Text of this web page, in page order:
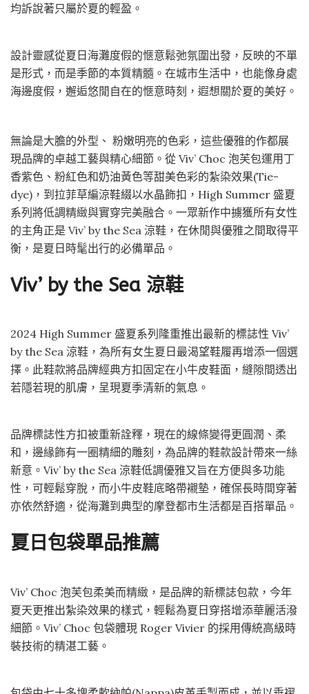
均訴說著只屬於夏的輕盈。
設計靈感從夏日海灘度假的愜意鬆弛氛圍出發，反映的不單
是形式，而是季節的本質精髓。在城市生活中，也能像身處
海邊度假，邂逅悠閒自在的愜意時刻，遐想關於夏的美好。
無論是大膽的外型、 粉嫩明亮的色彩，這些優雅的作都展
現品牌的卓越工藝與精心細節。從 Viv’ Choc 泡芙包運用丁
香紫色、粉紅色和奶油黃色等甜美色彩的紮染效果(Tie-
dye)，到拉菲草編涼鞋綴以水晶飾扣，High Summer 盛夏
系列將低調精緻與實穿完美融合。一眾新作中擄獲所有女性
的主角正是 Viv’ by the Sea 涼鞋，在休閒與優雅之間取得平
衡，是夏日時髦出行的必備單品。
Viv’ by the Sea 涼鞋
2024 High Summer 盛夏系列隆重推出最新的標誌性 Viv’
by the Sea 涼鞋，為所有女生夏日最渴望鞋履再增添一個選
擇。此鞋款將品牌經典方扣固定在小牛皮鞋面，縫隙間透出
若隱若現的肌膚，呈現夏季清新的氣息。
品牌標誌性方扣被重新詮釋，現在的線條變得更圓潤、柔
和，邊緣飾有一圈精細的雕刻，為品牌的鞋款設計帶來一絲
新意。Viv’ by the Sea 涼鞋低調優雅又旨在方便與多功能
性，可輕鬆穿脫，而小牛皮鞋底略帶襯墊，確保長時間穿著
亦依然舒適，從海灘到典型的摩登都市生活都是百搭單品。
夏日包袋單品推薦
Viv’ Choc 泡芙包柔美而精緻，是品牌的新標誌包款，今年
夏天更推出紮染效果的樣式，輕鬆為夏日穿搭增添華麗活潑
細節。Viv’ Choc 包袋體現 Roger Vivier 的採用傳統高級時
裝技術的精湛工藝。